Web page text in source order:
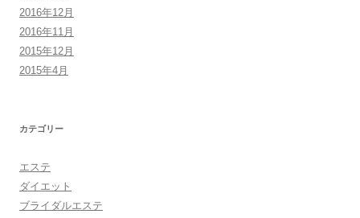
2016年12月
2016年11月
2015年12月
2015年4月
カテゴリー
エステ
ダイエット
ブライダルエステ